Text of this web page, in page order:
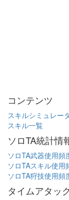
コンテンツ
スキルシミュレー
スキル一覧
ソロTA統計情
ソロTA武器使用頻
ソロTAスキル使用
ソロTA狩技使用頻
タイムアタック